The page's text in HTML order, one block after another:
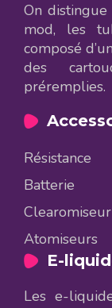
On
mod, les
composé
des
préremplies.
Résistance
Batterie
Clearomiseur
Atomiseurs
E-
Les e-